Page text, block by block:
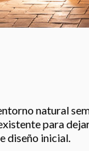
natural
para
diseño inicial.